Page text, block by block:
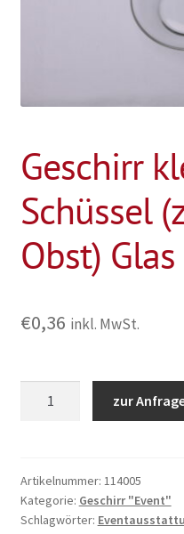
Geschirr
Schüssel
Obst) Glas
€0,36 inkl. MwSt.
für
Salat,
Obst)
zur
Artikelnummer: 114005
Kategorie: Geschirr "Event"
Schlagwörter: